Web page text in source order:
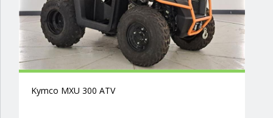
Kymco MXU 300 ATV